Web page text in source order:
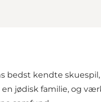
bedst kendte skuespil,
jødisk familie, og